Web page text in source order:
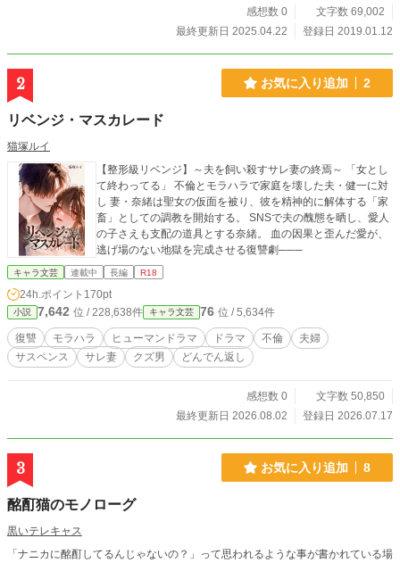
感想数 0
文字数 69,002
最終更新日 2025.04.22
登録日 2019.01.12
2 お気に入り追加 2
リベンジ・マスカレード
猫塚ルイ
【整形級リベンジ】～夫を飼い殺すサレ妻の終焉～ 「女とし
て終わってる」 不倫とモラハラで家庭を壊した夫・健一に対
し 妻・奈緒は聖女の仮面を被り、彼を精神的に解体する「家
畜」としての調教を開始する。 SNSで夫の醜態を晒し、愛人
の子さえも支配の道具とする奈緒。 血の因果と歪んだ愛が、
逃げ場のない地獄を完成させる復讐劇───
キャラ文芸 連載中 長編 R18
24h.ポイント 170pt
小説 7,642 位 / 228,638件 キャラ文芸 76 位 / 5,634件
復讐 モラハラ ヒューマンドラマ ドラマ 不倫
夫婦
サスペンス
サレ妻 クズ男 どんでん返し
感想数 0
文字数 50,850
最終更新日 2026.08.02
登録日 2026.07.17
3 お気に入り追加 8
酩酊猫のモノローグ
黒いテレキャス
「ナニカに酩酊してるんじゃないの？」って思われるような事が書かれている場